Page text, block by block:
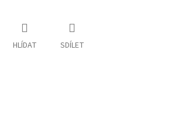
HLÍDAT SDÍLET